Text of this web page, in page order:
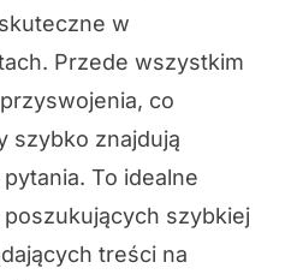
w
Przede wszystkim
co
szybko znajdują
To idealne
szybkiej
treści na